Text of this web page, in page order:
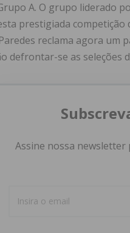
A. O grupo liderado
prestigiada
reclama agora um
defrontar-se as seleções
Assine nossa